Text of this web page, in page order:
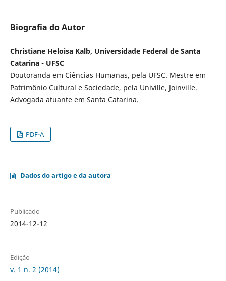
Biografia do Autor
Christiane Heloisa Kalb, Universidade Federal de Santa
Catarina - UFSC
Doutoranda em Ciências Humanas, pela UFSC. Mestre em
Patrimônio Cultural e Sociedade, pela Univille, Joinville.
Advogada atuante em Santa Catarina.
PDF-A
Dados do artigo e da autora
Publicado
2014-12-12
Edição
v. 1 n. 2 (2014)